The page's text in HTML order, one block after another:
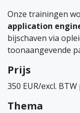
Onze trainingen
application
bijschaven via
toonaangevende
Prijs
350 EUR/excl.
Thema